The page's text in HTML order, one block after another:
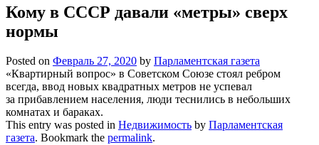
Кому в СССР давали «метры» сверх
нормы
Posted on Февраль 27, 2020 by Парламентская газета
«Квартирный вопрос» в Советском Союзе стоял ребром
всегда, ввод новых квадратных метров не успевал
за прибавлением населения, люди теснились в небольших
комнатах и бараках.
This entry was posted in Недвижимость by Парламентская
газета. Bookmark the permalink.